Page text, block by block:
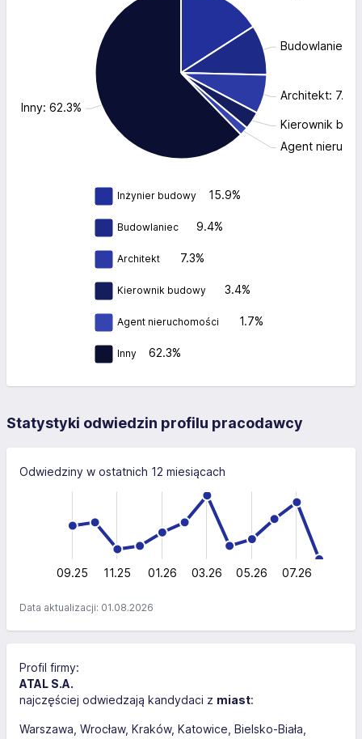
Budowlaniec:
Architekt: 7.3%
Kierownik
Agent
Inny: 62.3%
Inżynier budowy 15.9%
Budowlaniec 9.4%
Architekt 7.3%
Kierownik budowy 3.4%
Agent nieruchomości 1.7%
Inny 62.3%
Statystyki odwiedzin profilu pracodawcy
Odwiedziny w ostatnich 12 miesiącach
L
09.25 11.25 01.26 03.26 05.26 07.26
Data aktualizacji: 01.08.2026
Profil firmy:
ATAL S.A.
najczęściej odwiedzają kandydaci z miast:
Warszawa Wrocław Kraków Katowice Bielsko-Biała